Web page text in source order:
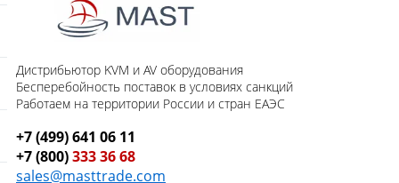
Дистрибьютор KVM и AV оборудования
Бесперебойность поставок в условиях санкций
Работаем на территории России и стран ЕАЭС
+7 (499) 641 06 11
+7 (800)333 36 68
sales@masttrade.com